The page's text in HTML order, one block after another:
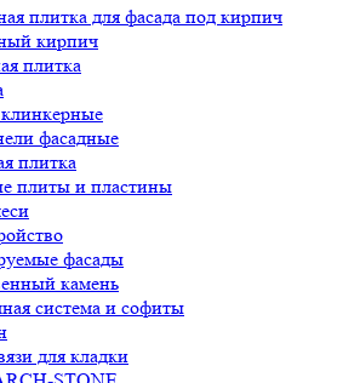
плитка для фасада под кирпич
кирпич
плитка
фасадные
плитка
плиты и пластины
фасады
камень
система и софиты
для кладки